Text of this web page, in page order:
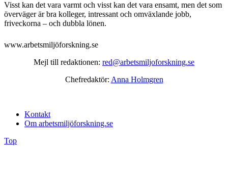
Visst kan det vara varmt och visst kan det vara ensamt, men det som
överväger är bra kolleger, intressant och omväxlande jobb,
friveckorna – och dubbla lönen.
www.arbetsmiljöforskning.se
Mejl till redaktionen: red@arbetsmiljoforskning.se
Chefredaktör: Anna Holmgren
Kontakt
Om arbetsmiljöforskning.se
Top